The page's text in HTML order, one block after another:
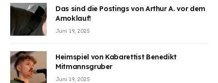
Das sind die Postings von Arthur A. vor dem
Amoklauf!
Juni 19, 2025
Heimspiel von Kabarettist Benedikt
Mitmannsgruber
Juni 19, 2025